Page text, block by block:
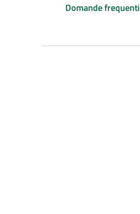
Domande frequenti